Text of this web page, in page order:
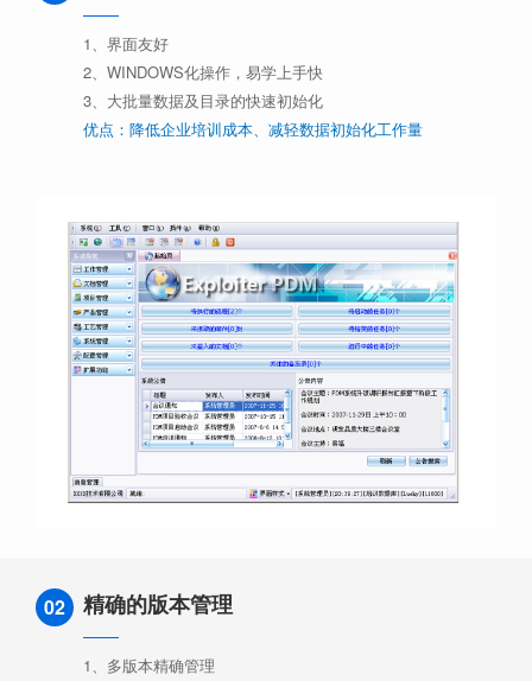
1、界面友好
2、WINDOWS化操作，易学上手快
3、大批量数据及目录的快速初始化
优点：降低企业培训成本、减轻数据初始化工作量
02 精确的版本管理
1、多版本精确管理